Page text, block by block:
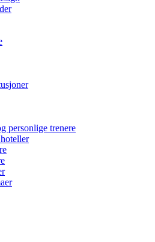
personlige trenere